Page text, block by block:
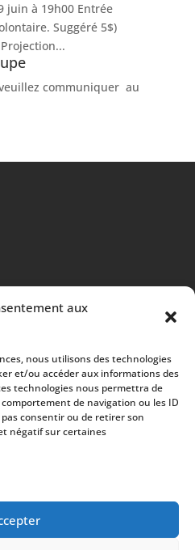
aux
nous utilisons des technologies
et/ou accéder aux informations des
technologies nous permettra de
de navigation ou les ID
consentir ou de retirer son
négatif sur certaines
juin à 19h00 Entrée
Suggéré 5$)
communiquer au
de qualité et 100%